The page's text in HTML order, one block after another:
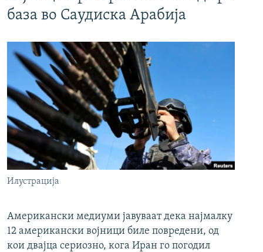
база во Саудиска Арабија
Илустрација
Американски медиуми јавуваат дека најмалку
12 американски војници биле повредени, од
кои двајца сериозно, кога Иран го погодил